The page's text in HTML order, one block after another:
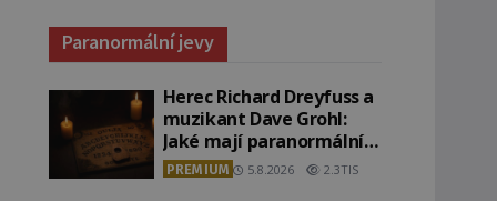
Paranormální jevy
Herec Richard Dreyfuss a
muzikant Dave Grohl:
Jaké mají paranormální
zážitky?
PREMIUM 5.8.2026 2.3TIS